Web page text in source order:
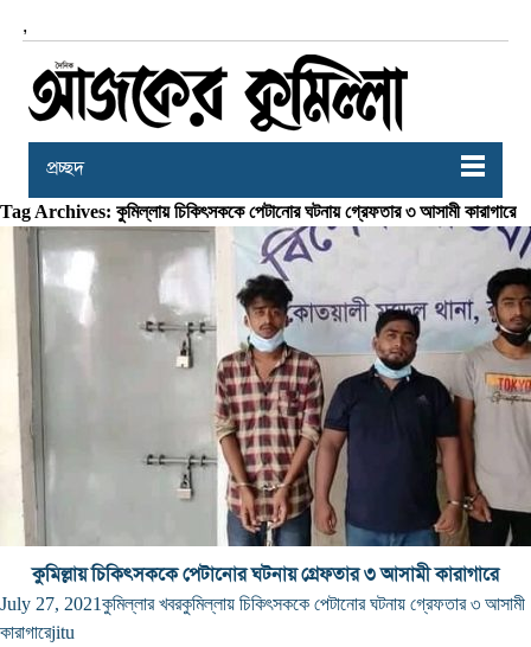
,
প্রচ্ছদ
Tag Archives: কুমিল্লায় চিকিৎসককে পেটানোর ঘটনায় গ্রেফতার ৩ আসামী কারাগারে
কুমিল্লায় চিকিৎসককে পেটানোর ঘটনায় গ্রেফতার ৩ আসামী কারাগারে
July 27, 2021কুমিল্লার খবরকুমিল্লায় চিকিৎসককে পেটানোর ঘটনায় গ্রেফতার ৩ আসামী
কারাগারেjitu